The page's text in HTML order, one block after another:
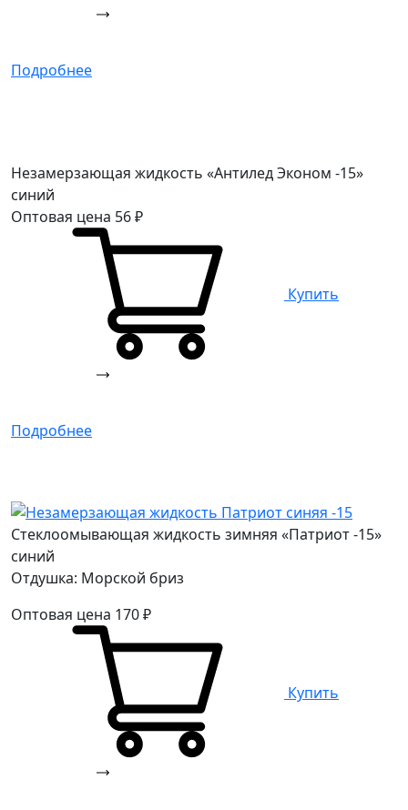
Подробнее
Незамерзающая жидкость «Антилед Эконом -15»
синий
Оптовая цена 56₽
Купить
Подробнее
Стеклоомывающая жидкость зимняя «Патриот -15»
синий
Отдушка: Морской бриз
Оптовая цена 170₽
Купить